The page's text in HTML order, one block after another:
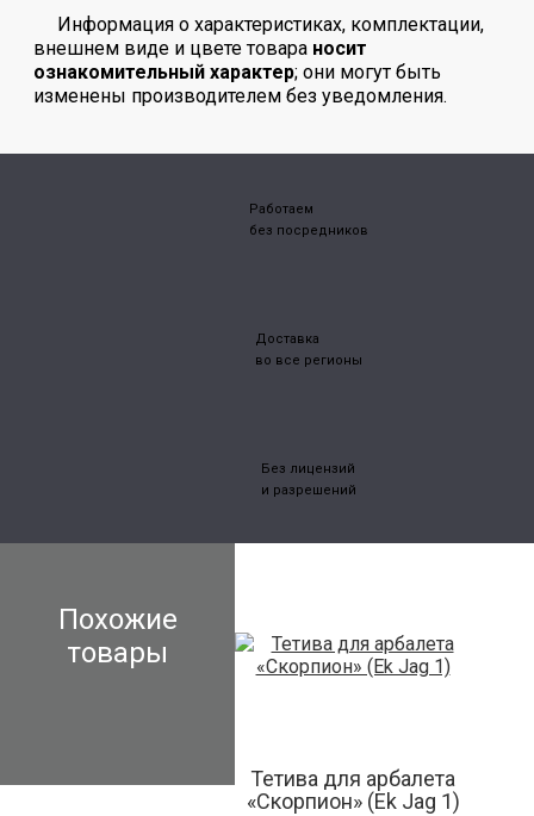
Информация о характеристиках, комплектации,
внешнем виде и цвете товара носит
ознакомительный характер; они могут быть
изменены производителем без уведомления.
Работаем
без посредников
Доставка
во все регионы
Без лицензий
и разрешений
Похожие
товары
Тетива для арбалета
«Скорпион» (Ek Jag 1)